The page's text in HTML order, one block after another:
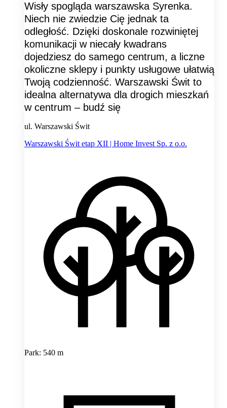
Wisły spogląda warszawska Syrenka.
Niech nie zwiedzie Cię jednak ta
odległość. Dzięki doskonale rozwiniętej
komunikacji w niecały kwadrans
dojedziesz do samego centrum, a liczne
okoliczne sklepy i punkty usługowe ułatwią
Twoją codzienność. Warszawski Świt to
idealna alternatywa dla drogich mieszkań
w centrum – budź się
ul. Warszawski Świt
Warszawski Świt etap XII | Home Invest Sp. z o.o.
Park: 540 m